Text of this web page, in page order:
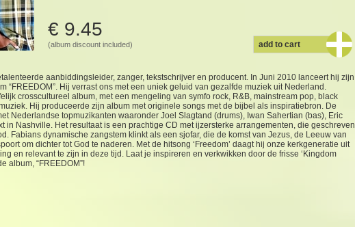
€ 9.45
(album discount included) add to cart
aanbiddingsleider, zanger, tekstschrijver en producent. In Juni 2010 lanceert hij zijn
“FREEDOM”. Hij verrast ons met een uniek geluid van gezalfde muziek uit Nederland.
crosscultureel album, met een mengeling van symfo rock, R&B, mainstream pop, black
Hij produceerde zijn album met originele songs met de bijbel als inspiratiebron. De
Nederlandse topmuzikanten waaronder Joel Slagtand (drums), Iwan Sahertian (bas), Eric
in Nashville. Het resultaat is een prachtige CD met ijzersterke arrangementen, die geschreven
Fabians dynamische zangstem klinkt als een sjofar, die de komst van Jezus, de Leeuw van
om dichter tot God te naderen. Met de hitsong ‘Freedom’ daagt hij onze kerkgeneratie uit
en relevant te zijn in deze tijd. Laat je inspireren en verkwikken door de frisse ‘Kingdom
album, “FREEDOM”!